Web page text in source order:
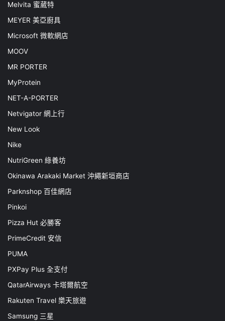
Melvita 蜜葳特
MEYER 美亞廚具
Microsoft 微軟網店
MOOV
MR PORTER
MyProtein
NET-A-PORTER
Netvigator 網上行
New Look
Nike
NutriGreen 綠養坊
Okinawa Arakaki Market 沖繩新垣商店
Parknshop 百佳網店
Pinkoi
Pizza Hut 必勝客
PrimeCredit 安信
PUMA
PXPay Plus 全支付
QatarAirways 卡塔爾航空
Rakuten Travel 樂天旅遊
Samsung 三星